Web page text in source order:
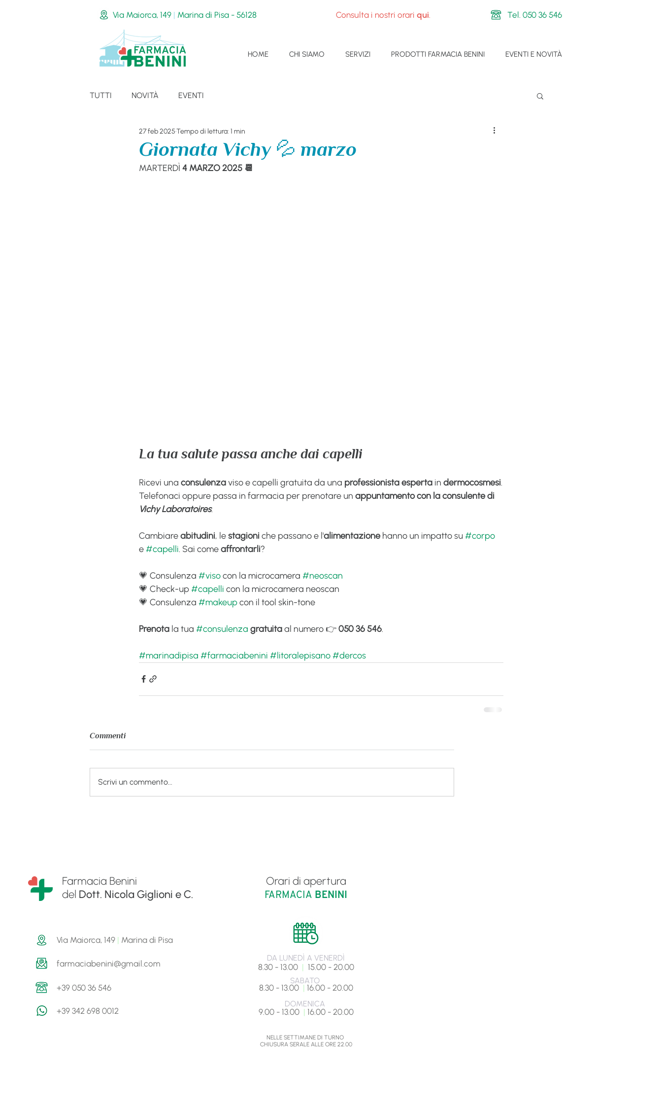
Via Maiorca, 149 | Marina di Pisa - 56128 Consulta i nostri orari qui. Tel. 050 36 546
HOME CHI SIAMO SERVIZI PRODOTTI FARMACIA BENINI EVENTI E NOVITÀ
TUTTI NOVITÀ EVENTI
Giornata Vichy 💦 marzo
27 feb 2025Tempo di lettura: 1 min
MARTERDÌ 4 MARZO 2025 📆
La tua salute passa anche dai capelli
Ricevi una consulenza viso e capelli gratuita da una professionista esperta in dermocosmesi.
Telefonaci oppure passa in farmacia per prenotare un appuntamento con la consulente di
Vichy Laboratoires.
Cambiare abitudini, le stagioni che passano e l'alimentazione hanno un impatto su #corpo
e #capelli. Sai come affrontarli?
💗 Consulenza #viso con la microcamera #neoscan
💗 Check-up #capelli con la microcamera neoscan
💗 Consulenza #makeup con il tool skin-tone
Prenota la tua #consulenza gratuita al numero 👉 050 36 546.
#marinadipisa #farmaciabenini #litoralepisano#dercos
Commenti
Scrivi un commento...
Farmacia Benini
del Dott. Nicola Giglioni e C.
Via Maiorca, 149 | Marina di Pisa
farmaciabenini@gmail.com
+39 050 36 546
+39 342 698 0012
Orari di apertura
FARMACIA BENINI
DA LUNEDÌ A VENERDÌ
8.30 - 13.00 | 15.00 - 20.00
SABATO
8.30 - 13.00 | 16.00 - 20.00
DOMENICA
9.00 - 13.00 | 16.00 - 20.00
NELLE SETTIMANE DI TURNO
CHIUSURA SERALE ALLE ORE 22.00